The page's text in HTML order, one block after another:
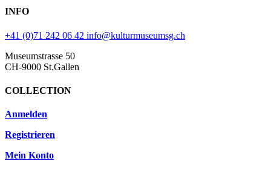
INFO
+41 (0)71 242 06 42 info@kulturmuseumsg.ch
Museumstrasse 50
CH-9000 St.Gallen
COLLECTION
Anmelden
Registrieren
Mein Konto